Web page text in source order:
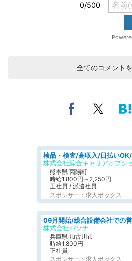
全てのコメント
株式会社綜合キャリアオプシ
熊本県 菊陽町
時給1,800円～2,250円
正社員 / 派遣社員
スポンサー：求人ボックス
株式会社パソナ
兵庫県 加古川市
時給1,800円
正社員
スポンサー：求人ボックス